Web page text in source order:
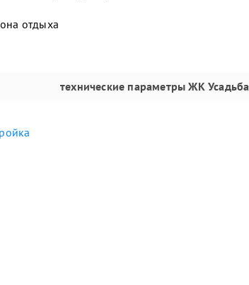
отдыха
технические параметры ЖК Усадьба